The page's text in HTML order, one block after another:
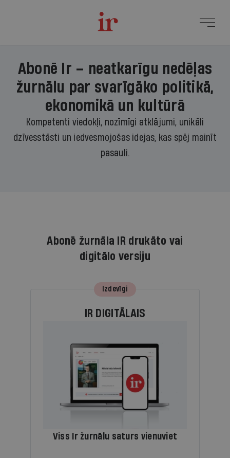
Abonē Ir – neatkarīgu nedēļas
žurnālu par svarīgāko politikā,
ekonomikā un kultūrā
Kompetenti viedokļi, nozīmīgi atklājumi, unikāli
dzīvesstāsti un iedvesmojošas idejas, kas spēj mainīt
pasauli.
Abonē žurnāla IR drukāto vai
digitālo versiju
Izdevīgi
IR DIGITĀLAIS
Viss Ir žurnālu saturs vienuviet